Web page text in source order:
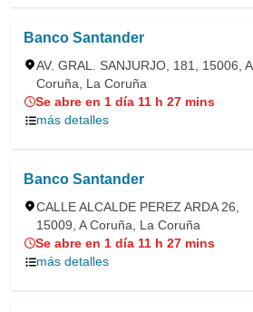
Banco Santander
AV. GRAL. SANJURJO, 181, 15006, A
Coruña, La Coruña
Se abre en 1 día 11 h 27 mins
más detalles
Banco Santander
CALLE ALCALDE PEREZ ARDA 26,
15009, A Coruña, La Coruña
Se abre en 1 día 11 h 27 mins
más detalles